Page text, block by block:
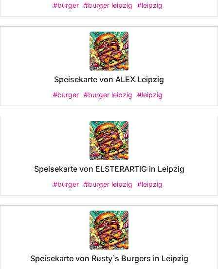
#burger #burger leipzig #leipzig
Speisekarte von ALEX Leipzig
#burger #burger leipzig #leipzig
Speisekarte von ELSTERARTIG in Leipzig
#burger #burger leipzig #leipzig
Speisekarte von Rusty´s Burgers in Leipzig